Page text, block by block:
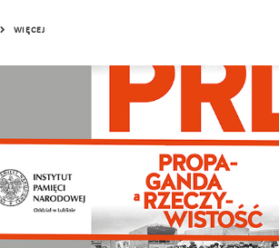
WIĘCEJ